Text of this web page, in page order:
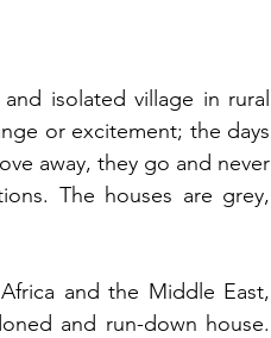
isolated village in rural
or excitement; the days
away, they go and never
The houses are grey,
and the Middle East,
and run-down house.